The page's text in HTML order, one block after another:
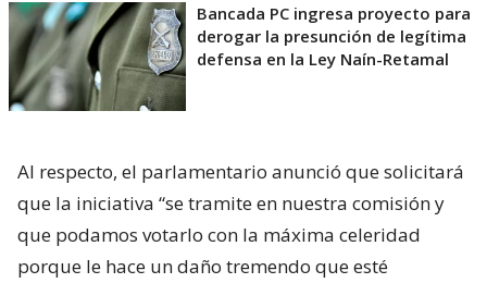
Bancada PC ingresa proyecto para
derogar la presunción de legítima
defensa en la Ley Naín-Retamal
Al respecto, el parlamentario anunció que solicitará
que la iniciativa “se tramite en nuestra comisión y
que podamos votarlo con la máxima celeridad
porque le hace un daño tremendo que esté